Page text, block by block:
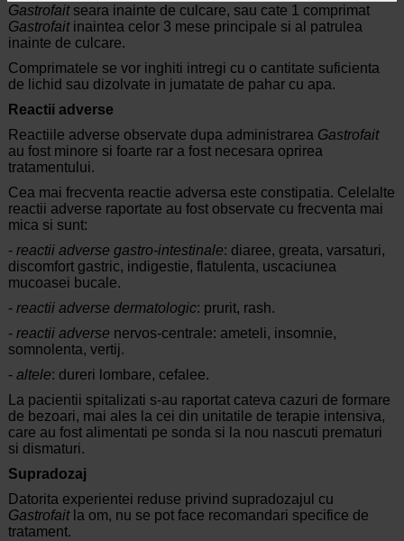
Gastrofait seara inainte de culcare, sau cate 1 comprimat
Gastrofait inaintea celor 3 mese principale si al patrulea
inainte de culcare.
Comprimatele se vor inghiti intregi cu o cantitate suficienta
de lichid sau dizolvate in jumatate de pahar cu apa.
Reactii adverse
Reactiile adverse observate dupa administrarea Gastrofait
au fost minore si foarte rar a fost necesara oprirea
tratamentului.
Cea mai frecventa reactie adversa este constipatia. Celelalte
reactii adverse raportate au fost observate cu frecventa mai
mica si sunt:
- reactii adverse gastro-intestinale: diaree, greata, varsaturi,
discomfort gastric, indigestie, flatulenta, uscaciunea
mucoasei bucale.
- reactii adverse dermatologic: prurit, rash.
- reactii adverse nervos-centrale: ameteli, insomnie,
somnolenta, vertij.
- altele: dureri lombare, cefalee.
La pacientii spitalizati s-au raportat cateva cazuri de formare
de bezoari, mai ales la cei din unitatile de terapie intensiva,
care au fost alimentati pe sonda si la nou nascuti prematuri
si dismaturi.
Supradozaj
Datorita experientei reduse privind supradozajul cu
Gastrofait la om, nu se pot face recomandari specifice de
tratament.